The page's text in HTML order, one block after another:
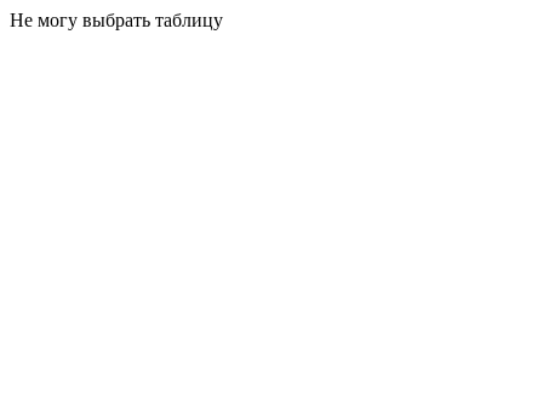
Не могу выбрать таблицу